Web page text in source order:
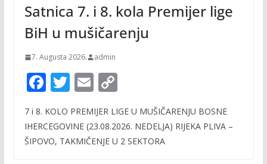
Satnica 7. i 8. kola Premijer lige
BiH u mušičarenju
7. Augusta 2026. admin
F
e
b
T
itt
er
E
ai
l
C
p
y
7 i 8. KOLO PREMIJER LIGE U MUŠIČARENJU BOSNE
IHERCEGOVINE (23.08.2026. NEDELJA) RIJEKA PLIVA –
ŠIPOVO, TAKMIČENJE U 2 SEKTORA